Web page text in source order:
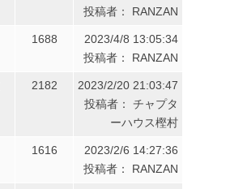
投稿者： RANZAN
1688
2023/4/8 13:05:34
投稿者： RANZAN
2182
2023/2/20 21:03:47
投稿者： チャプタ
ーハウス樫村
1616
2023/2/6 14:27:36
投稿者： RANZAN